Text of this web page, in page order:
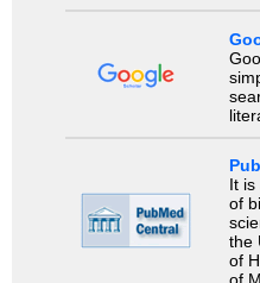
It is
of
the
of
of